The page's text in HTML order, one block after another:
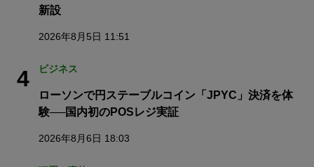
新設
2026年8月5日 11:51
4 ビジネス
ローソンで円ステーブルコイン「JPYC」決済を体
験──国内初のPOSレジ実証
2026年8月6日 18:03